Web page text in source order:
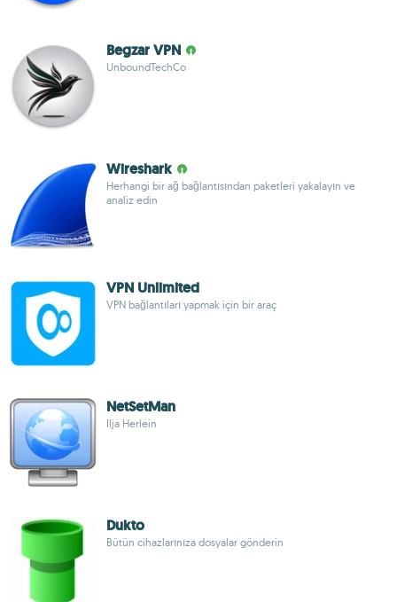
Begzar VPN
UnboundTechCo
Wireshark
Herhangi bir ağ bağlantısından paketleri yakalayın ve
analiz edin
VPN Unlimited
VPN bağlantıları yapmak için bir araç
NetSetMan
Ilja Herlein
Dukto
Bütün cihazlarınıza dosyalar gönderin